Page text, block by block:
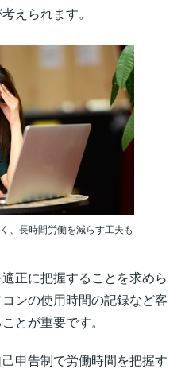
えられます。
、長時間労働を減らす工夫も
正に把握することを求めら
ンの使用時間の記録など客
とが重要です。
申告制で労働時間を把握す